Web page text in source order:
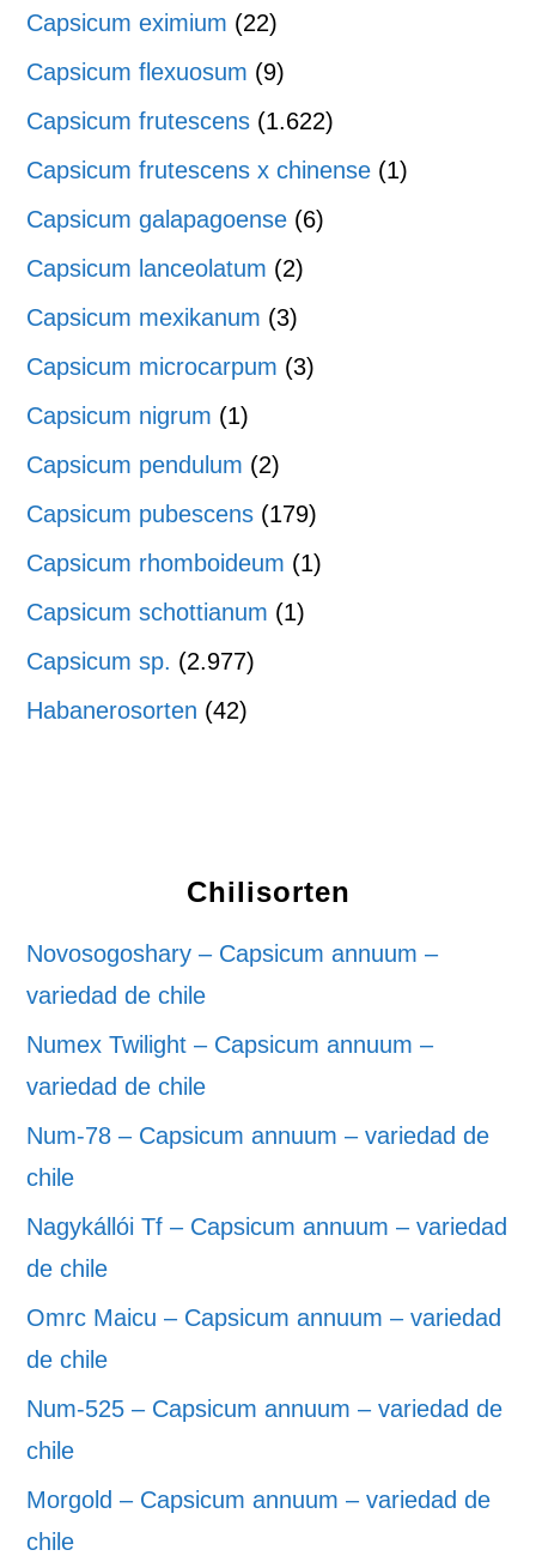
Capsicum eximium (22)
Capsicum flexuosum (9)
Capsicum frutescens (1.622)
Capsicum frutescens x chinense (1)
Capsicum galapagoense (6)
Capsicum lanceolatum (2)
Capsicum mexikanum (3)
Capsicum microcarpum (3)
Capsicum nigrum (1)
Capsicum pendulum (2)
Capsicum pubescens (179)
Capsicum rhomboideum (1)
Capsicum schottianum (1)
Capsicum sp. (2.977)
Habanerosorten (42)
Chilisorten
Novosogoshary – Capsicum annuum –
variedad de chile
Numex Twilight – Capsicum annuum –
variedad de chile
Num-78 – Capsicum annuum – variedad de
chile
Nagykállói Tf – Capsicum annuum – variedad
de chile
Omrc Maicu – Capsicum annuum – variedad
de chile
Num-525 – Capsicum annuum – variedad de
chile
Morgold – Capsicum annuum – variedad de
chile